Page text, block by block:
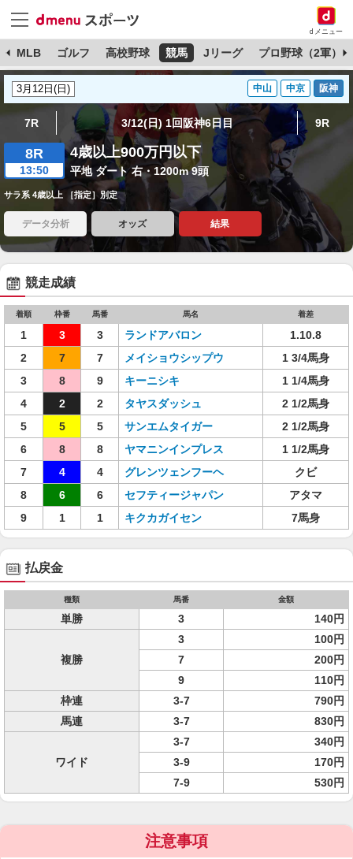
dメニュー
MLB ゴルフ 高校野球 競馬 Jリーグ プロ野球（2軍）
中山 中京 阪神
7R 3/12(日) 1回阪神6日目 9R
8R
13:50
4歳以上900万円以下
平地 ダート 右・1200m 9頭
サラ系 4歳以上 ［指定］別定
データ分析 オッズ 結果
競走成績
着順 枠番 馬番 馬名 着差
1 3 3 ランドアバロン
1.10.8
2
7 7 メイショウシップウ
1 3/4馬身
3
8 9 キーニシキ
1 1/4馬身
4
2 2 タヤスダッシュ
2 1/2馬身
5
5 5 サンエムタイガー
2 1/2馬身
6
8 8 ヤマニンインプレス
1 1/2馬身
7
4 4 グレンツェンフーヘ
クビ
8
6 6 セフティージャパン
アタマ
9
1 1 キクカガイセン 7馬身
払戻金
種類 馬番 金額
単勝 3 140円
複勝
3
100円
7
200円
9
110円
枠連
3-7
790円
馬連
3-7 830円
ワイド
3-7
340円
3-9
170円
7-9
530円
注意事項